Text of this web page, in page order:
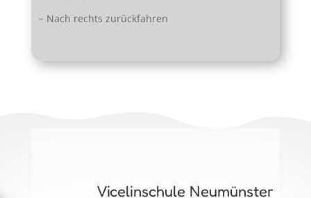
− Nach rechts zurückfahren
Vicelinschule Neumünster